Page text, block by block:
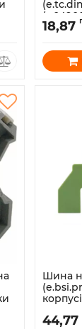
Артикул:
18,87
Шина
Артикул:
44,77